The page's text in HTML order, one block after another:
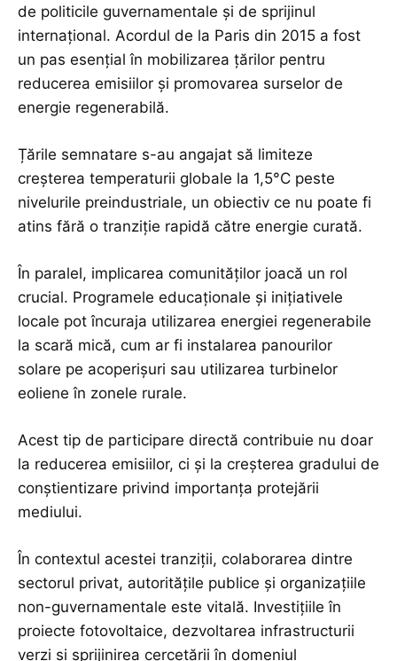
de politicile guvernamentale și de sprijinul
internațional. Acordul de la Paris din 2015 a fost
un pas esențial în mobilizarea țărilor pentru
reducerea emisiilor și promovarea surselor de
energie regenerabilă.
Țările semnatare s-au angajat să limiteze
creșterea temperaturii globale la 1,5°C peste
nivelurile preindustriale, un obiectiv ce nu poate fi
atins fără o tranziție rapidă către energie curată.
În paralel, implicarea comunităților joacă un rol
crucial. Programele educaționale și inițiativele
locale pot încuraja utilizarea energiei regenerabile
la scară mică, cum ar fi instalarea panourilor
solare pe acoperișuri sau utilizarea turbinelor
eoliene în zonele rurale.
Acest tip de participare directă contribuie nu doar
la reducerea emisiilor, ci și la creșterea gradului de
conștientizare privind importanța protejării
mediului.
În contextul acestei tranziții, colaborarea dintre
sectorul privat, autoritățile publice și organizațiile
non-guvernamentale este vitală. Investițiile în
proiecte fotovoltaice, dezvoltarea infrastructurii
verzi și sprijinirea cercetării în domeniul